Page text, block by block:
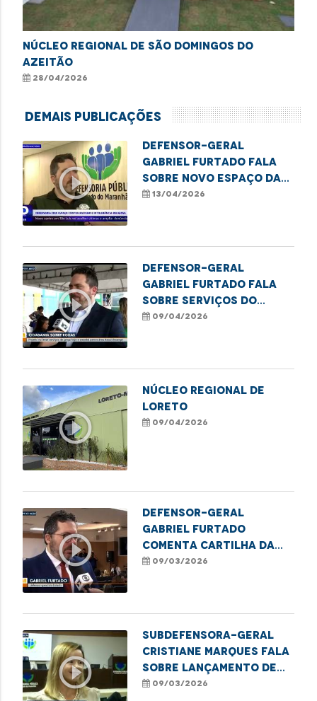
Núcleo Regional de São Domingos do
Azeitão
28/04/2026
Demais Publicações
play_circle_outline
Defensor-geral
Gabriel Furtado fala
sobre novo espaço da
DPE/MA para acolher
13/04/2026
play_circle_outline
Defensor-Geral
Gabriel Furtado fala
sobre serviços do
Cidadania Sobre Rodas
09/04/2026
play_circle_outline
Núcleo Regional de
Loreto
09/04/2026
play_circle_outline
Defensor-geral
Gabriel Furtado
comenta cartilha da
DPE/MA sobre educação
09/03/2026
play_circle_outline
Subdefensora-geral
Cristiane Marques fala
sobre lançamento de
cartilha financeira
09/03/2026